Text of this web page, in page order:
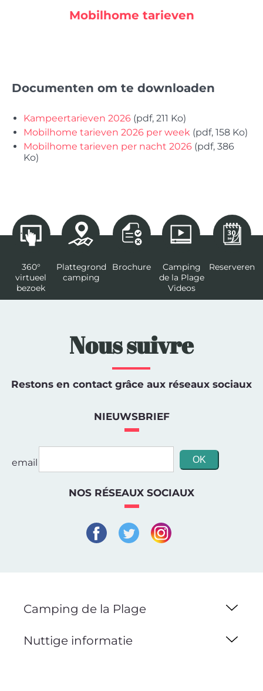
Mobilhome tarieven
Documenten om te downloaden
Kampeertarieven 2026 (pdf, 211 Ko)
Mobilhome tarieven 2026 per week (pdf, 158 Ko)
Mobilhome tarieven per nacht 2026 (pdf, 386
Ko)
360°
virtueel
bezoek
Plattegrond
camping
Brochure
Camping
de la Plage
Videos
Reserveren
Nous suivre
Restons en contact grâce aux réseaux sociaux
NIEUWSBRIEF
email
NOS RÉSEAUX SOCIAUX
Camping de la Plage
Nuttige informatie